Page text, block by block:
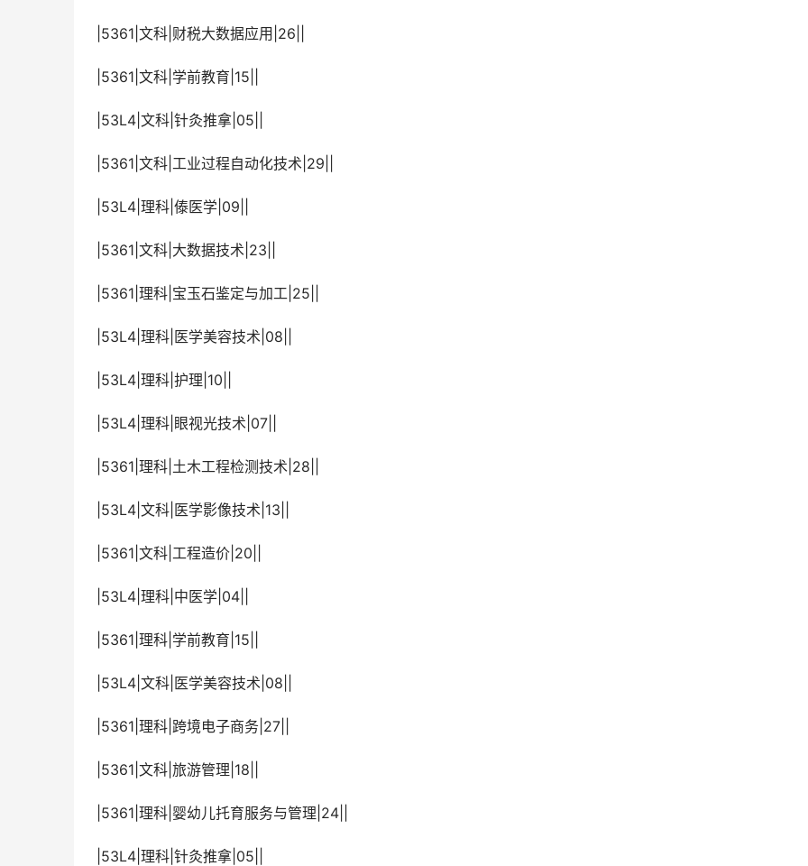
|5361|文科|财税大数据应用|26||
|5361|文科|学前教育|15||
|53L4|文科|针灸推拿|05||
|5361|文科|工业过程自动化技术|29||
|53L4|理科|傣医学|09||
|5361|文科|大数据技术|23||
|5361|理科|宝玉石鉴定与加工|25||
|53L4|理科|医学美容技术|08||
|53L4|理科|护理|10||
|53L4|理科|眼视光技术|07||
|5361|理科|土木工程检测技术|28||
|53L4|文科|医学影像技术|13||
|5361|文科|工程造价|20||
|53L4|理科|中医学|04||
|5361|理科|学前教育|15||
|53L4|文科|医学美容技术|08||
|5361|理科|跨境电子商务|27||
|5361|文科|旅游管理|18||
|5361|理科|婴幼儿托育服务与管理|24||
|53L4|理科|针灸推拿|05||